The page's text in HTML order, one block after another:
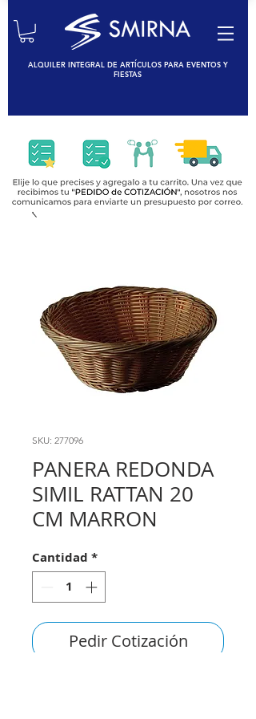
ALQUILER INTEGRAL DE ARTÍCULOS PARA EVENTOS Y
FIESTAS
SKU: 277096
PANERA REDONDA
SIMIL RATTAN 20
CM MARRON
Cantidad *
Pedir Cotización